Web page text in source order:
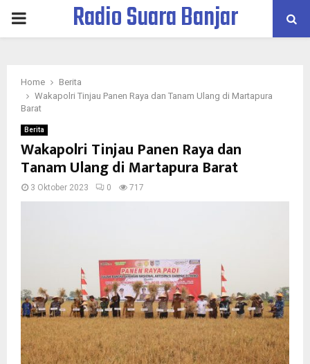
PRIMARYRadio Suara Banjar
Home
Berita
Wakapolri Tinjau Panen Raya dan Tanam Ulang di Martapura
Barat
Berita
Wakapolri Tinjau Panen Raya dan
Tanam Ulang di Martapura Barat
3 Oktober 2023 0 717